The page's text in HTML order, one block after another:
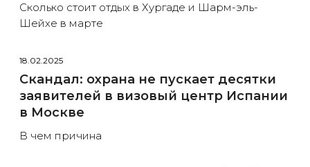
Сколько стоит отдых в Хургаде и Шарм-эль-
Шейхе в марте
18.02.2025
Скандал: охрана не пускает десятки
заявителей в визовый центр Испании
в Москве
В чем причина